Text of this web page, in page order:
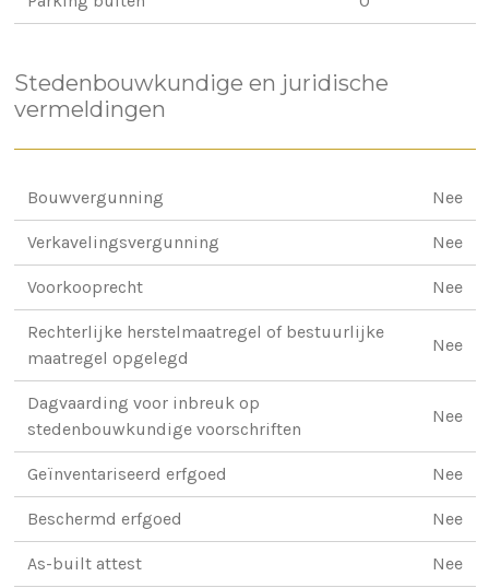
Stedenbouwkundige en juridische
vermeldingen
Bouwvergunning Nee
Verkavelingsvergunning Nee
Voorkooprecht Nee
Rechterlijke herstelmaatregel of bestuurlijke
maatregel opgelegd
Nee
Dagvaarding voor inbreuk op
stedenbouwkundige voorschriften
Nee
Geïnventariseerd erfgoed Nee
Beschermd erfgoed Nee
As-built attest Nee